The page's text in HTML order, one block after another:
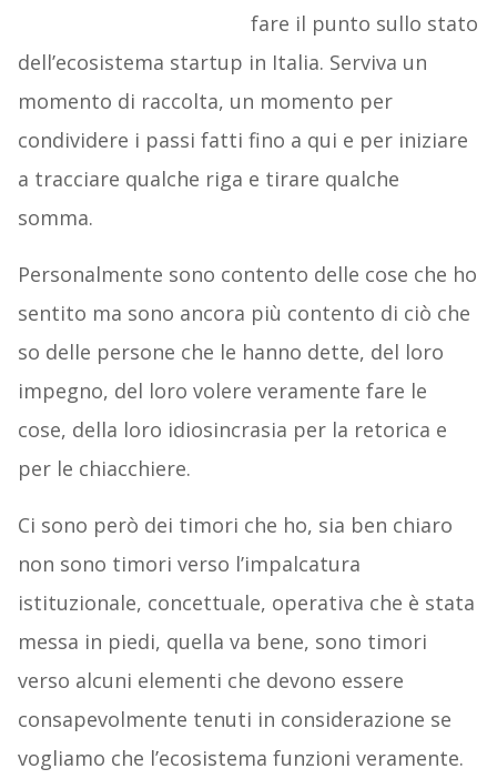
fare il punto sullo stato
dell’ecosistema startup in Italia. Serviva un
momento di raccolta, un momento per
condividere i passi fatti fino a qui e per iniziare
a tracciare qualche riga e tirare qualche
somma.
Personalmente sono contento delle cose che ho
sentito ma sono ancora più contento di ciò che
so delle persone che le hanno dette, del loro
impegno, del loro volere veramente fare le
cose, della loro idiosincrasia per la retorica e
per le chiacchiere.
Ci sono però dei timori che ho, sia ben chiaro
non sono timori verso l’impalcatura
istituzionale, concettuale, operativa che è stata
messa in piedi, quella va bene, sono timori
verso alcuni elementi che devono essere
consapevolmente tenuti in considerazione se
vogliamo che l’ecosistema funzioni veramente.